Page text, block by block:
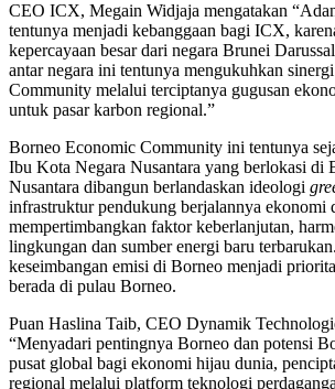
CEO ICX, Megain Widjaja mengatakan
tentunya menjadi kebanggaan bagi ICX,
kepercayaan besar dari negara Brunei
antar negara ini tentunya mengukuhkan
Community melalui terciptanya gugusan
untuk pasar karbon regional.”
Borneo Economic Community ini tentunya
Ibu Kota Negara Nusantara yang berlokasi di
Nusantara dibangun berlandaskan ideologi
infrastruktur pendukung berjalannya ekonomi
mempertimbangkan faktor keberlanjutan,
lingkungan dan sumber energi baru
keseimbangan emisi di Borneo menjadi
berada di pulau Borneo.
Puan Haslina Taib, CEO Dynamik
“Menyadari pentingnya Borneo dan potensi
pusat global bagi ekonomi hijau dunia,
regional melalui platform teknologi